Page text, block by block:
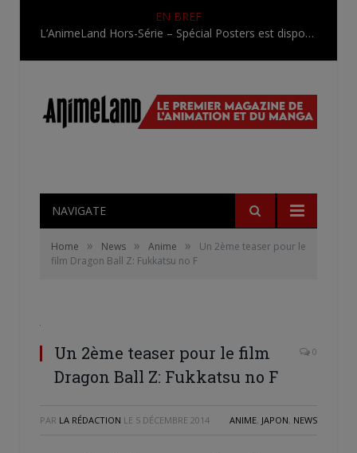
EN BREF
L’AnimeLand Hors-Série – Spécial Posters est disponible !
NAVIGATE
Home » News » Anime »
Un 2ème teaser pour le
film Dragon Ball Z: Fukkatsu no F
Un 2ème teaser pour le film
Dragon Ball Z: Fukkatsu no F
0
PAR LA RÉDACTION LE 5 DÉCEMBRE 2014 ANIME, JAPON, NEWS